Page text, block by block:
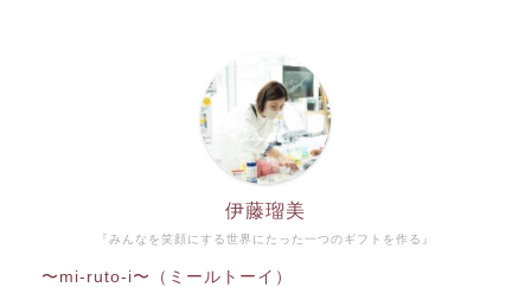
『みんなを笑顔にする世界にたった一つのギフトを作る』
伊藤瑠美
〜mi-ruto-i〜（ミールトーイ）